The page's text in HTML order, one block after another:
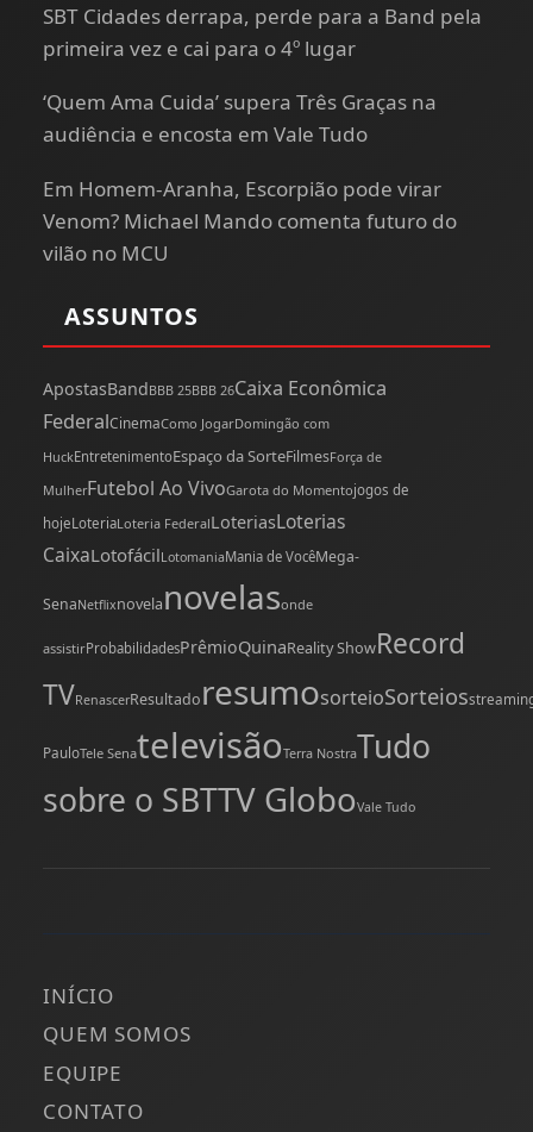
SBT Cidades derrapa, perde para a Band pela
primeira vez e cai para o 4º lugar
‘Quem Ama Cuida’ supera Três Graças na
audiência e encosta em Vale Tudo
Em Homem-Aranha, Escorpião pode virar
Venom? Michael Mando comenta futuro do
vilão no MCU
ASSUNTOS
ApostasBandBBB 25BBB 26Caixa Econômica
FederalCinemaComo JogarDomingão com
HuckEntretenimentoEspaço da SorteFilmesForça de
MulherFutebol Ao VivoGarota do Momentojogos de
hojeLoteriaLoteria FederalLoteriasLoterias
CaixaLotofácilLotomaniaMania de VocêMega-
SenaNetflixnovelanovelasonde
assistirProbabilidadesPrêmioQuinaReality ShowRecord
TVRenascerResultadoresumosorteioSorteios
PauloTele SenatelevisãoTerra NostraTudo
sobre o SBTTV GloboVale Tudo
INÍCIO
QUEM SOMOS
EQUIPE
CONTATO